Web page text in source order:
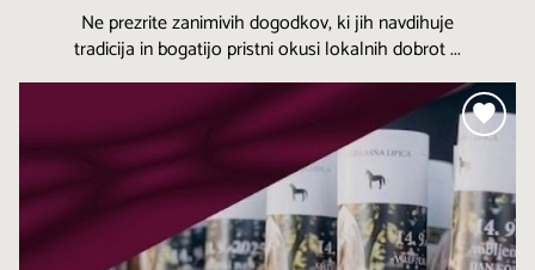
Ne prezrite zanimivih dogodkov, ki jih navdihuje
tradicija in bogatijo pristni okusi lokalnih dobrot ...